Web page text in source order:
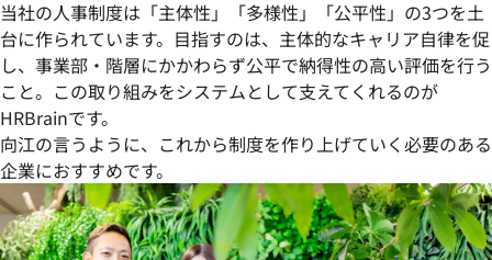
当社の人事制度は「主体性」「多様性」「公平性」の3つを土
台に作られています。目指すのは、主体的なキャリア自律を促
し、事業部・階層にかかわらず公平で納得性の高い評価を行う
こと。この取り組みをシステムとして支えてくれるのが
HRBrainです。
向江の言うように、これから制度を作り上げていく必要のある
企業におすすめです。